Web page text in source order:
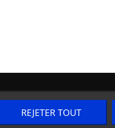
LivraisonREJETER TOUT